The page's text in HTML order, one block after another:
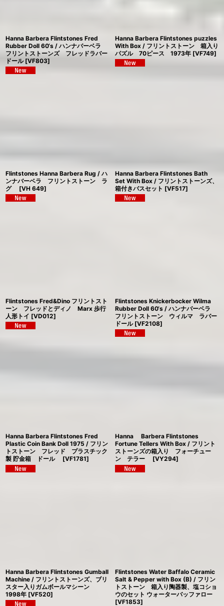
Hanna Barbera Flintstones Fred
Rubber Doll 60‘s / ハンナバーベラ
フリントストーンズ フレッドラバー
ドール [VF803]
Hanna Barbera Flintstones puzzles
With Box / フリントストーン 箱入り
パズル 70ピース 1973年 [VF749]
Flintstones Hanna Barbera Rug / ハ
ンナバーベラ フリントストーン ラ
グ
[VH 649]
Hanna Barbera Flintstones Bath
Set With Box / フリントストーンズ、
箱付きバスセット [VF517]
Flintstones Fred&Dino フリントスト
ーン フレッドとディノ Marx 歩行
人形トイ [VD012]
Flintstones Knickerbocker Wilma
Rubber Doll 60‘s / ハンナバーベラ
フリントストーン ウィルマ ラバー
ドール [VF2108]
Hanna Barbera Flintstones Fred
Plastic Coin Bank Doll 1975 / フリン
トストーン フレッド プラスチック
製 貯金箱 ドール
[VF1781]
Hanna Barbera Flintstones
Fortune Tellers With Box / フリント
ストーンズの箱入り フォーチュー
ン テラー
[VY294]
Hanna Barbera Flintstones Gumball
Machine / フリントストーンズ、ブリ
スター入りガムボールマシーン
1998年 [VF520]
Flintstones Water Baffalo Ceramic
Salt & Pepper with Box (B) / フリン
トストーン 箱入り陶器製、塩コショ
ウのセット ウォーターバッファロー
[VF1853]